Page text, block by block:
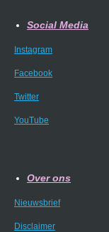
Social Media
Instagram
Facebook
Twitter
YouTube
Over ons
Nieuwsbrief
Disclaimer